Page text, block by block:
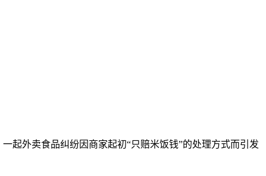
起外卖食品纠纷因商家起初“只赔米饭钱”的处理方式而引发